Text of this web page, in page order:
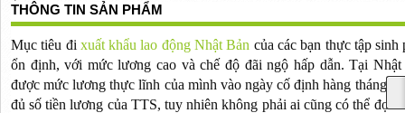
THÔNG TIN SẢN PHẨM
Mục tiêu đi xuất khẩu lao động Nhật Bản của các bạn thực tập
ổn định, với mức lương cao và chế độ đãi ngộ hấp dẫn. Tại
được mức lương thực lĩnh của mình vào ngày cố định hàng tháng
đủ số tiền lương của TTS, tuy nhiên không phải ai cũng có thể đọc